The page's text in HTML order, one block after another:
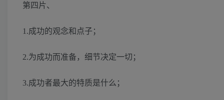
第四片、
1.成功的观念和点子；
2.为成功而准备，细节决定一切；
3.成功者最大的特质是什么；